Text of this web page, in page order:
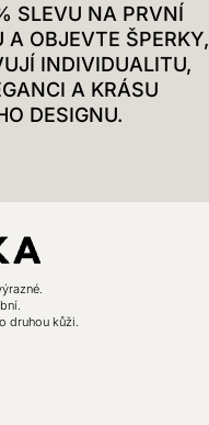
SLEVU NA PRVNÍ
A OBJEVTE ŠPERKY,
INDIVIDUALITU,
A KRÁSU
DESIGNU.
druhou kůži.